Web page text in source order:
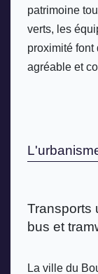
patrimoine
verts, les
proximité font
agréable et
Transports
bus et
La ville du